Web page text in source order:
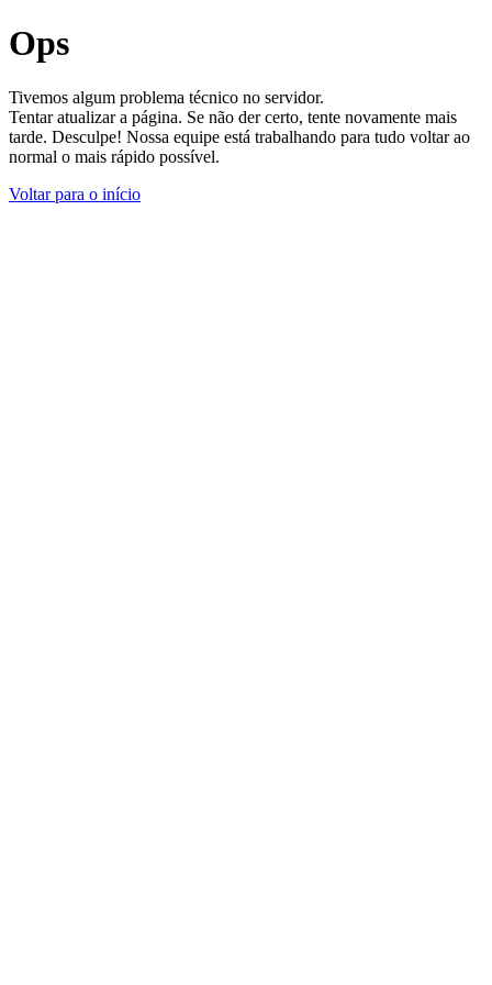
Ops
Tivemos algum problema técnico no servidor.
Tentar atualizar a página. Se não der certo, tente novamente mais
tarde. Desculpe! Nossa equipe está trabalhando para tudo voltar ao
normal o mais rápido possível.
Voltar para o início